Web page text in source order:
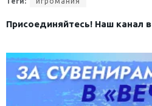
Присоединяйтесь! Наш канал в